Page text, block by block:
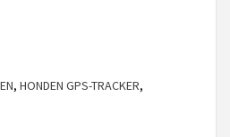
, HONDEN GPS-TRACKER,